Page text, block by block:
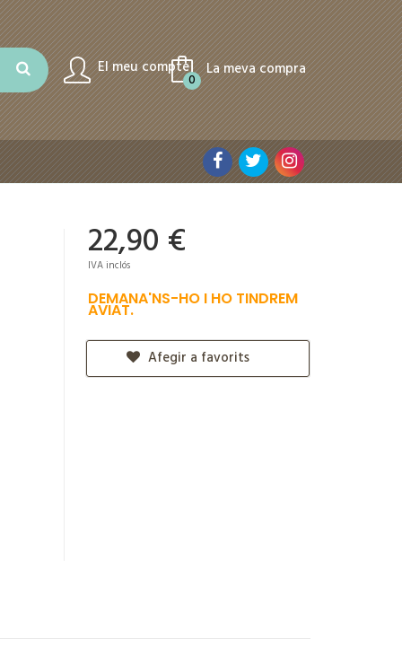
El meu compte La meva compra
0
22,90 €
IVA inclós
DEMANA'NS-HO I HO TINDREM
AVIAT.
Afegir a favorits